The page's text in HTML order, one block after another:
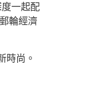
一起配
輪經濟
時尚。